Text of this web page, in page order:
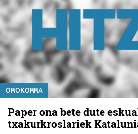
OROKORRA
Paper ona bete dute
txakurkroslariek